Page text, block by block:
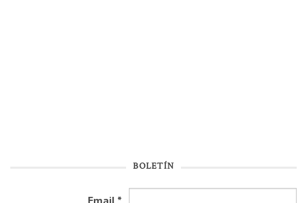
BOLETÍN